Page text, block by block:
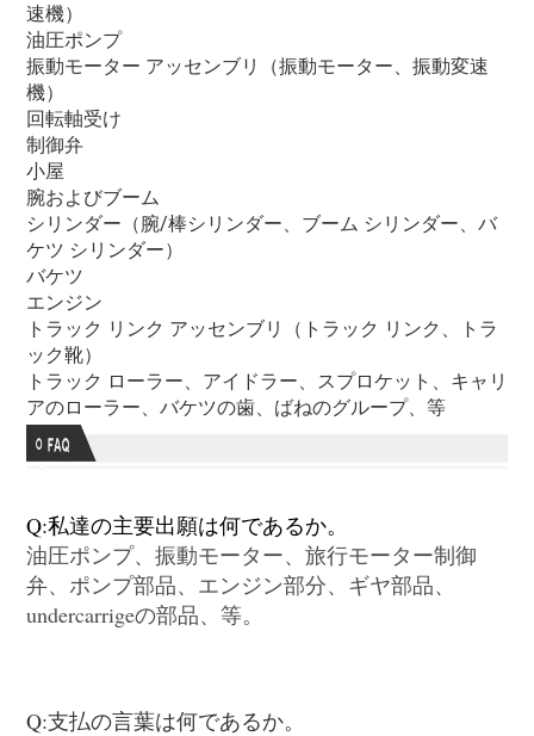
速機）
油圧ポンプ
振動モーター アッセンブリ（振動モーター、振動変速
機）
回転軸受け
制御弁
小屋
腕およびブーム
シリンダー（腕/棒シリンダー、ブーム シリンダー、バ
ケツ シリンダー）
バケツ
エンジン
トラック リンク アッセンブリ（トラック リンク、トラ
ック靴）
トラック ローラー、アイドラー、スプロケット、キャリ
アのローラー、バケツの歯、ばねのグループ、等
Q:私達の主要出願は何であるか。
油圧ポンプ、振動モーター、旅行モーター制御
弁、ポンプ部品、エンジン部分、ギヤ部品、
undercarrigeの部品、等。
Q:支払の言葉は何であるか。